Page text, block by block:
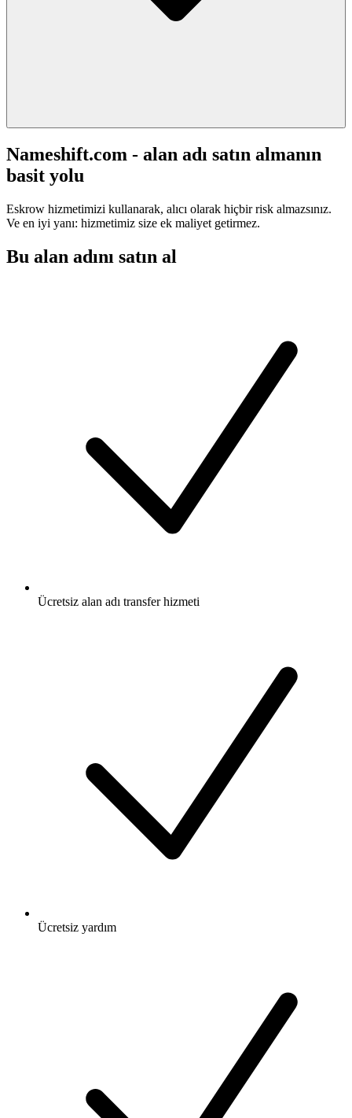
Nameshift.com - alan adı satın almanın
basit yolu
Eskrow hizmetimizi kullanarak, alıcı olarak hiçbir risk almazsınız.
Ve en iyi yanı: hizmetimiz size ek maliyet getirmez.
Bu alan adını satın al
Ücretsiz alan adı transfer hizmeti
Ücretsiz yardım